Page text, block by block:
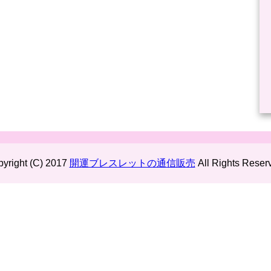
(C) 2017 開運ブレスレットの通信販売 All Rights